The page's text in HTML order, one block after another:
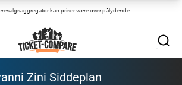
kan priser være over pålydende.
Zini Siddeplan